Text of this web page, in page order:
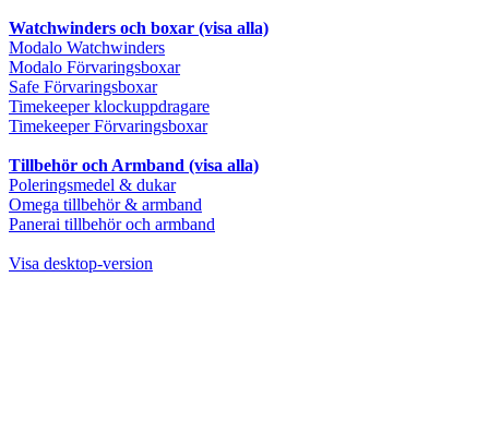
Watchwinders och boxar (visa alla)
Modalo Watchwinders
Modalo Förvaringsboxar
Safe Förvaringsboxar
Timekeeper klockuppdragare
Timekeeper Förvaringsboxar
Tillbehör och Armband (visa alla)
Poleringsmedel & dukar
Omega tillbehör & armband
Panerai tillbehör och armband
Visa desktop-version